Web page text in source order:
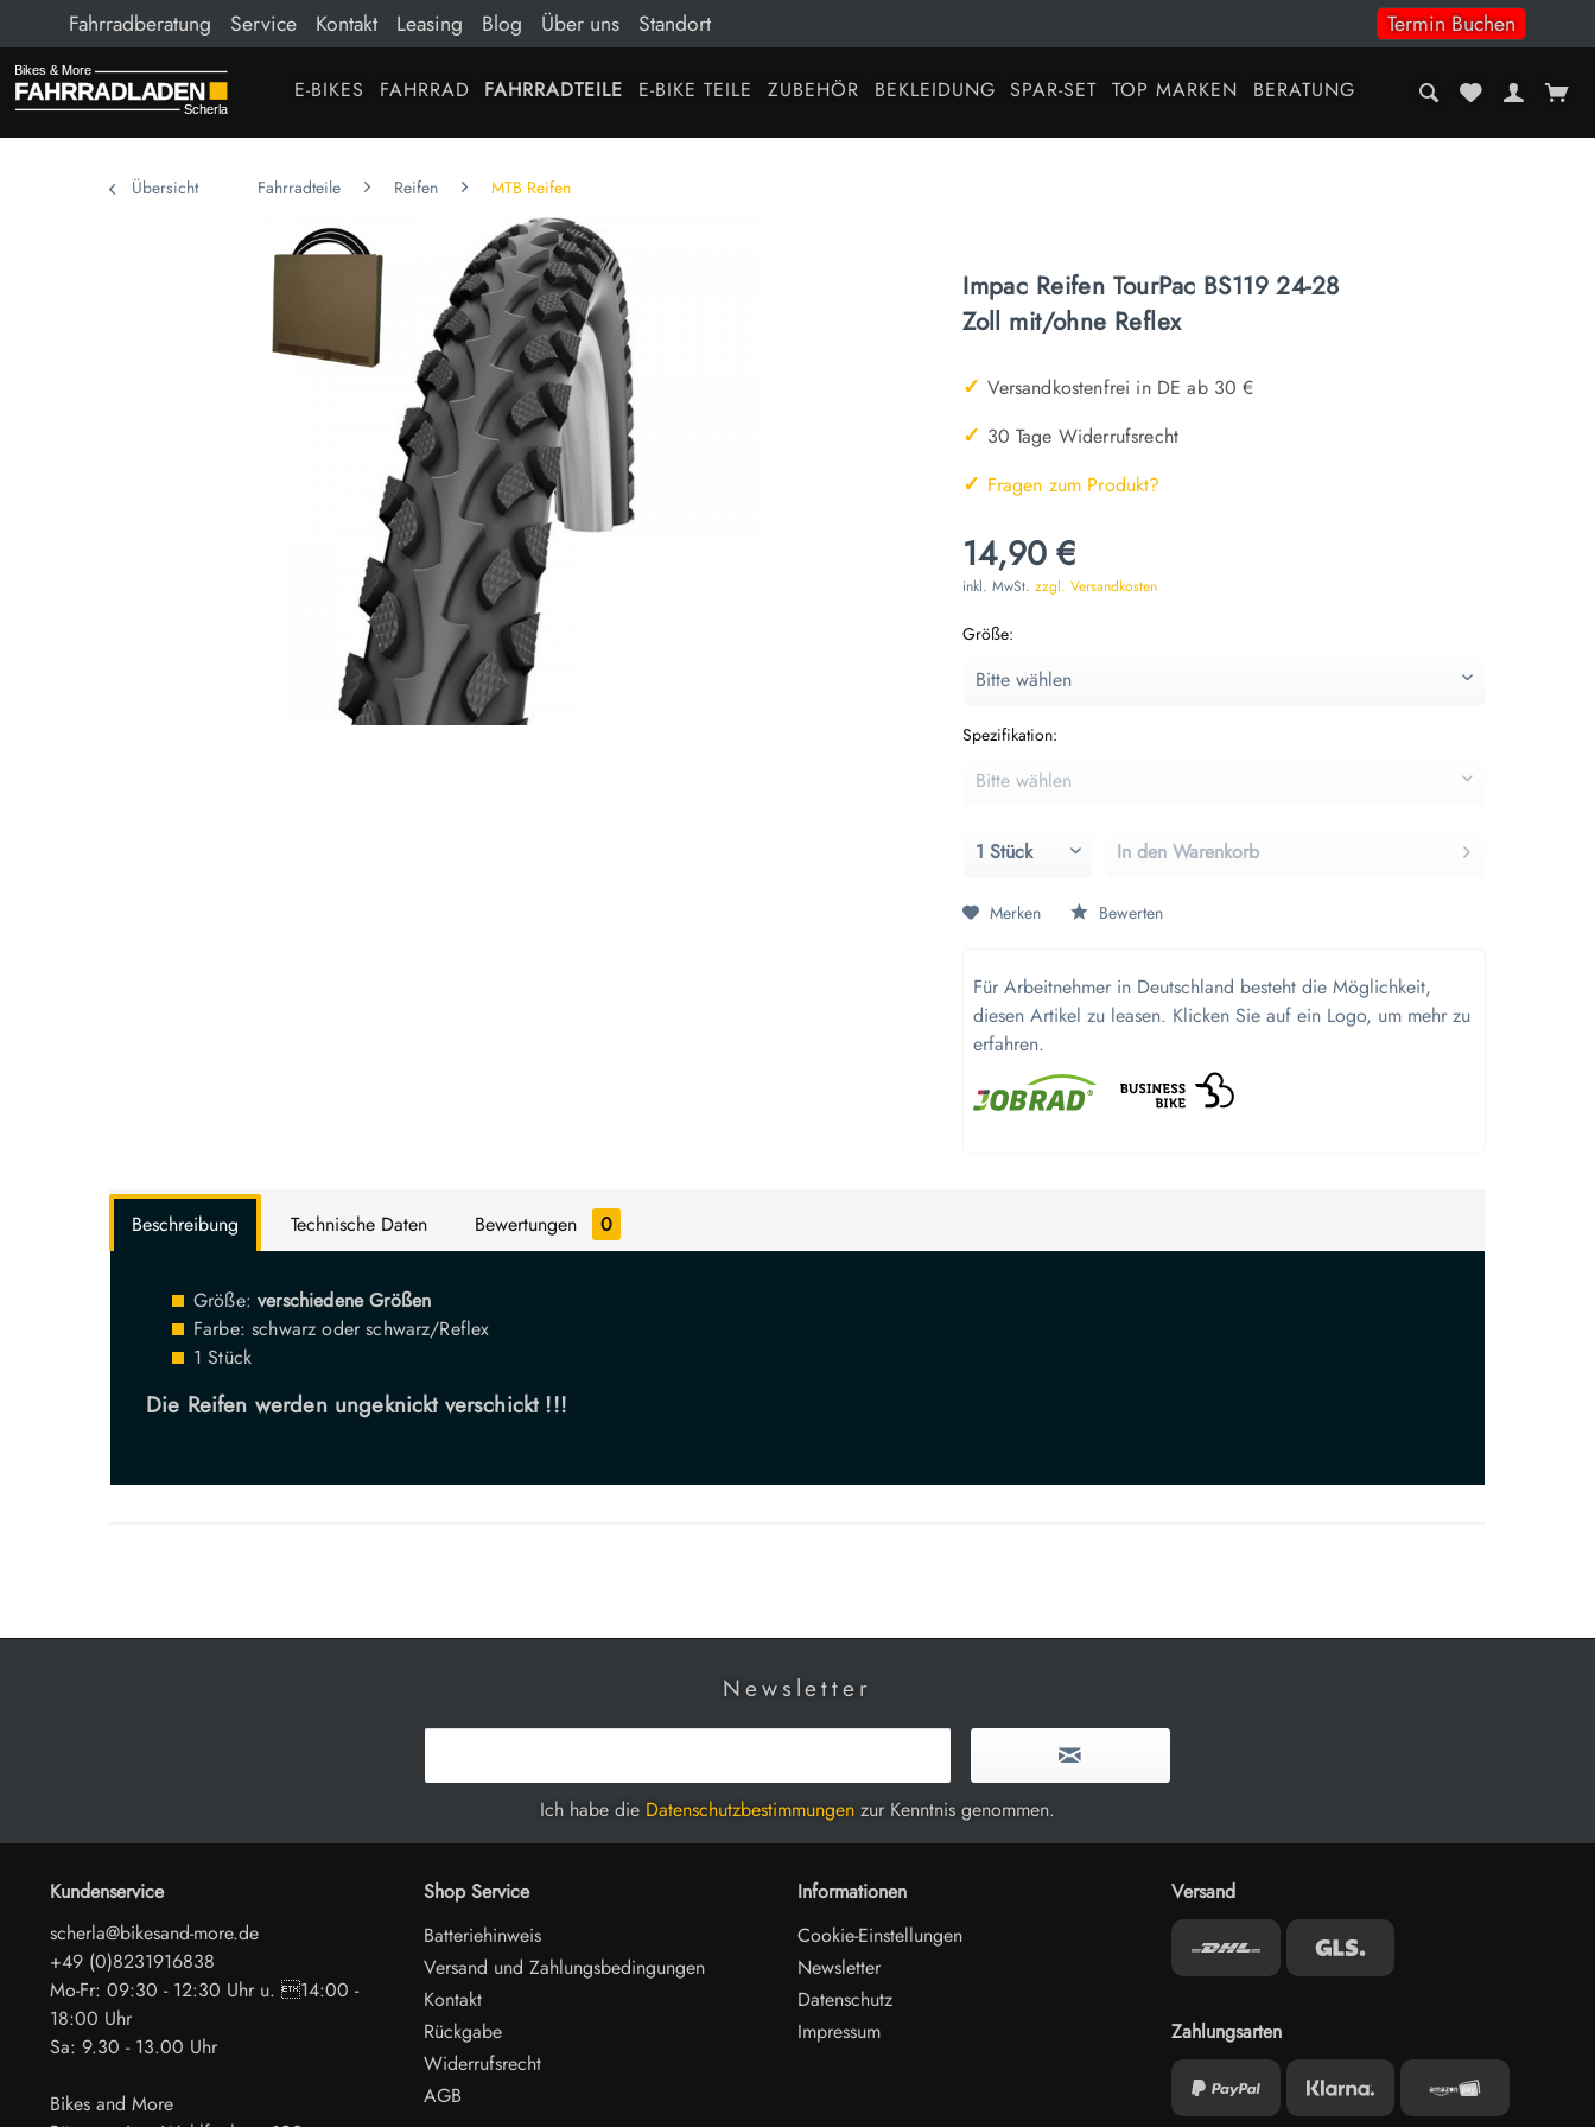
Fahrradberatung Service Kontakt Leasing Blog Über uns Standort Termin Buchen
E-BIKES FAHRRAD FAHRRADTEILE E-BIKE TEILE ZUBEHÖR BEKLEIDUNG SPAR-SET TOP MARKEN BERATUNG
Übersicht Fahrradteile Reifen MTB Reifen
Impac Reifen TourPac BS119 24-28
Zoll mit/ohne Reflex
✓ Versandkostenfrei in DE ab 30 €
✓ 30 Tage Widerrufsrecht
✓ Fragen zum Produkt?
14,90 €
inkl. MwSt.zzgl. Versandkosten
Größe:
Spezifikation:
In den Warenkorb
Merken Bewerten
Für Arbeitnehmer in Deutschland besteht die Möglichkeit,
diesen Artikel zu leasen. Klicken Sie auf ein Logo, um mehr zu
erfahren.
Beschreibung Technische Daten Bewertungen 0
Größe:verschiedene Größen
Farbe: schwarz oder schwarz/Reflex
1 Stück
Die Reifen werden ungeknickt verschickt !!!
Newsletter
Ich habe die Datenschutzbestimmungen zur Kenntnis genommen.
Kundenservice
scherla@bikesand-more.de
+49 (0)8231916838
Mo-Fr: 09:30 - 12:30 Uhr u. 14:00 -
18:00 Uhr
Sa: 9.30 - 13.00 Uhr
Bikes and More
Shop Service
Batteriehinweis
Versand und Zahlungsbedingungen
Kontakt
Rückgabe
Widerrufsrecht
AGB
Informationen
Cookie-Einstellungen
Newsletter
Datenschutz
Impressum
Versand
Zahlungsarten